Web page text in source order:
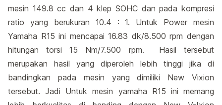
mesin 149.8 cc dan 4 klep SOHC dan pada kompresi
ratio yang berukuran 10.4 : 1. Untuk Power mesin
Yamaha R15 ini mencapai 16.83 dk/8.500 rpm dengan
hitungan torsi 15 Nm/7.500 rpm. Hasil tersebut
merupakan hasil yang diperoleh lebih tinggi jika di
bandingkan pada mesin yang dimiliki New Vixion
tersebut. Jadi Untuk mesin yamaha R15 ini memang